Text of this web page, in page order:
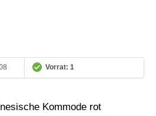
Vorrat: 1
Kommode rot